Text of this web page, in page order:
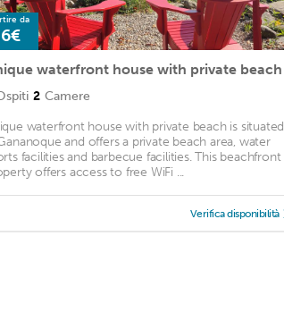
da
waterfront house with private beach
2 Camere
waterfront house with private beach is situated
and offers a private beach area, water
facilities and barbecue facilities. This beachfront
offers access to free WiFi ...
Verifica disponibilità